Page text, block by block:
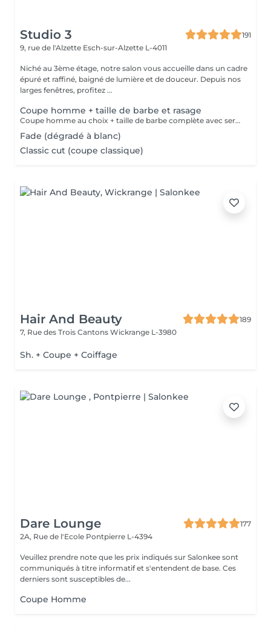
Studio 3
191
9, rue de l'Alzette Esch-sur-Alzette L-4011
Niché au 3ème étage, notre salon vous accueille dans un cadre
épuré et raffiné, baigné de lumière et de douceur. Depuis nos
larges fenêtres, profitez ...
Coupe homme + taille de barbe et rasage
Coupe homme au choix + taille de barbe complète avec serviette chaude, contours et finitions au rasoir.
Fade (dégradé à blanc)
Classic cut (coupe classique)
Hair And Beauty
189
7, Rue des Trois Cantons Wickrange L-3980
Sh. + Coupe + Coiffage
Dare Lounge
177
2A, Rue de l'Ecole Pontpierre L-4394
Veuillez prendre note que les prix indiqués sur Salonkee sont
communiqués à titre informatif et s'entendent de base. Ces
derniers sont susceptibles de...
Coupe Homme